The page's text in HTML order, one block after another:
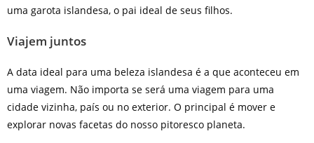
uma garota islandesa, o pai ideal de seus filhos.
Viajem juntos
A data ideal para uma beleza islandesa é a que aconteceu em
uma viagem. Não importa se será uma viagem para uma
cidade vizinha, país ou no exterior. O principal é mover e
explorar novas facetas do nosso pitoresco planeta.